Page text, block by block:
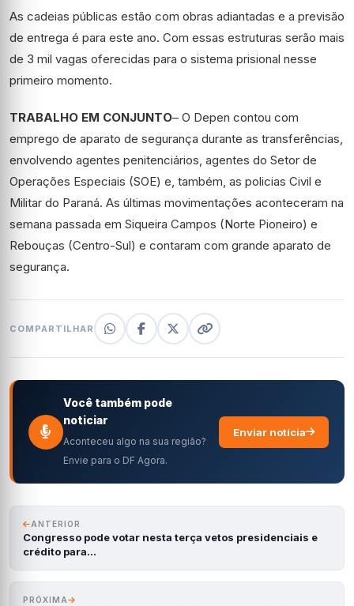
As cadeias públicas estão com obras adiantadas e a previsão
de entrega é para este ano. Com essas estruturas serão mais
de 3 mil vagas oferecidas para o sistema prisional nesse
primeiro momento.
TRABALHO EM CONJUNTO– O Depen contou com
emprego de aparato de segurança durante as transferências,
envolvendo agentes penitenciários, agentes do Setor de
Operações Especiais (SOE) e, também, as policias Civil e
Militar do Paraná. As últimas movimentações aconteceram na
semana passada em Siqueira Campos (Norte Pioneiro) e
Rebouças (Centro-Sul) e contaram com grande aparato de
segurança.
COMPARTILHAR
Você também pode
noticiar
Aconteceu algo na sua região?
Envie para o DF Agora.
Enviar notícia
ANTERIOR
Congresso pode votar nesta terça vetos presidenciais e
crédito para…
PRÓXIMA